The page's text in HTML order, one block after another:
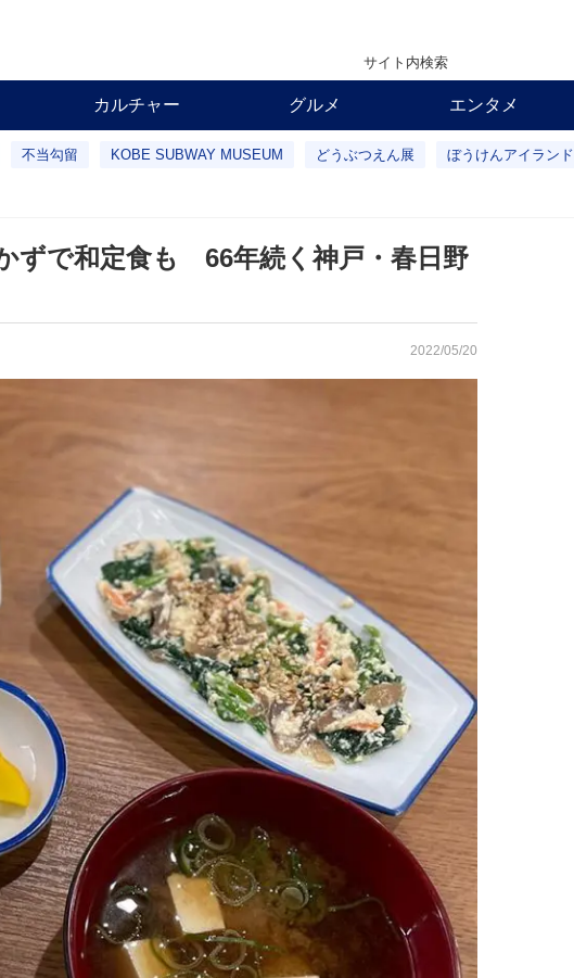
サイト内検索
カルチャー グルメ エンタメ
不当勾留 KOBE SUBWAY MUSEUM どうぶつえん展 ぼうけんアイランド
ずで和定食も 66年続く神戸・春日野
2022/05/20